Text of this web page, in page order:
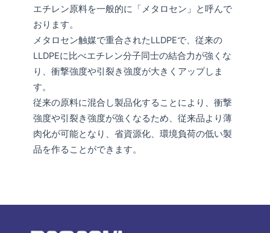
エチレン原料を一般的に「メタロセン」と呼んで
おります。
メタロセン触媒で重合されたLLDPEで、従来の
LLDPEに比べエチレン分子同士の結合力が強くな
り、衝撃強度や引裂き強度が大きくアップしま
す。
従来の原料に混合し製品化することにより、衝撃
強度や引裂き強度が強くなるため、従来品より薄
肉化が可能となり、省資源化、環境負荷の低い製
品を作ることができます。